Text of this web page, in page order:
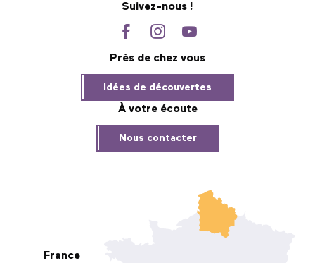
Suivez-nous !
Près de chez vous
Idées de découvertes
À votre écoute
Nous contacter
France